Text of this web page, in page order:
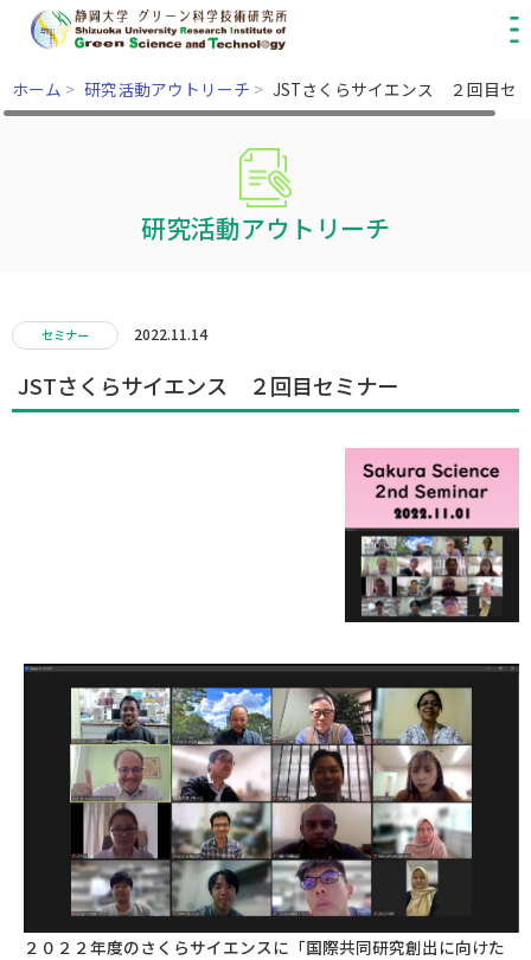
ホーム > 研究活動アウトリーチ > JSTさくらサイエンス ２回目セ
研究活動アウトリーチ
セミナー 2022.11.14
JSTさくらサイエンス ２回目セミナー
２０２２年度のさくらサイエンスに「国際共同研究創出に向けた